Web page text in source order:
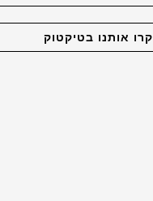
אותנו בטיקטוק